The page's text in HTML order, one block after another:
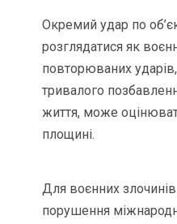
Окремий удар по
розглядатися як
повторюваних
тривалого
життя, може
площині.
Для воєнних
порушення